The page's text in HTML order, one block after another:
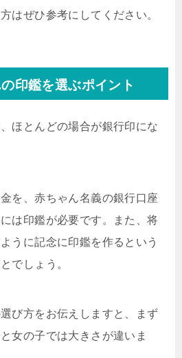
はぜひ参考にしてください。
印鑑を選ぶポイント
ほとんどの場合が銀行印にな
を、赤ちゃん名義の銀行口座
は印鑑が必要です。また、将
うに記念に印鑑を作るという
でしょう。
び方をお伝えしますと、まず
女の子では大きさが違いま